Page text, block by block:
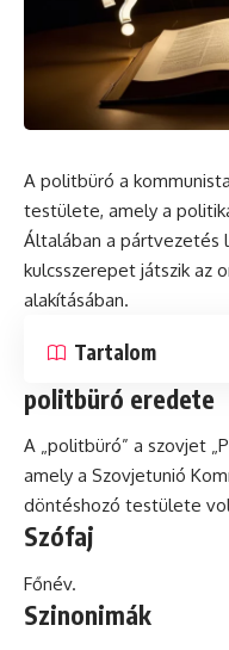
A politbüró a kommunista
testülete, amely a
Általában a pártvezetés
kulcsszerepet játszik az
alakításában.
Tartalom
politbüró eredete
A „politbüró” a szovjet
amely a Szovjetunió
döntéshozó testülete
Szófaj
Főnév.
Szinonimák